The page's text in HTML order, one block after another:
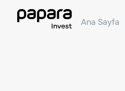
Ana Sayfa